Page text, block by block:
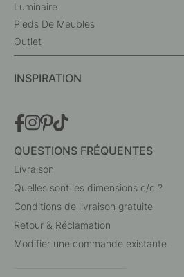
Luminaire
Pieds De Meubles
Outlet
INSPIRATION
QUESTIONS FRÉQUENTES
Livraison
Quelles sont les dimensions c/c ?
Conditions de livraison gratuite
Retour & Réclamation
Modifier une commande existante